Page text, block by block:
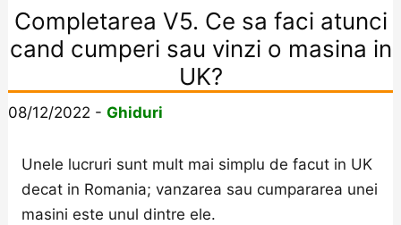
Completarea V5. Ce sa faci atunci
cand cumperi sau vinzi o masina in
UK?
08/12/2022 -Ghiduri
Unele lucruri sunt mult mai simplu de facut in UK
decat in Romania; vanzarea sau cumpararea unei
masini este unul dintre ele.